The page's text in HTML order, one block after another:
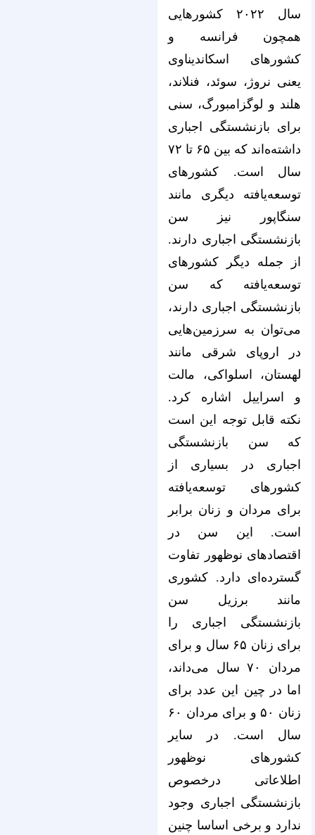
سال ۲۰۲۲ کشورهایی
همچون فرانسه و
کشورهای اسکاندیناوی
یعنی نروژ، سوئد، فنلاند،
هلند و لوگزامبورگ، سنی
برای بازنشستگی اجباری
داشته‌ه‌اند که بین ۶۵ تا ۷۲
سال است. کشورهای
توسعه‌یافته دیگری مانند
سنگاپور نیز سن
بازنشستگی اجباری دارند.
از جمله دیگر کشورهای
توسعه‌یافته که سن
بازنشستگی اجباری دارند،
می‌توان به سرزمین‌هایی
در اروپای شرقی مانند
لهستان، اسلواکی، مالت
و اسراییل اشاره کرد.
نکته قابل توجه این است
که سن بازنشستگی
اجباری در بسیاری از
کشورهای توسعه‌یافته
برای مردان و زنان برابر
است. این سن در
اقتصادهای نوظهور تفاوت
گسترده‌ای دارد. کشوری
مانند برزیل سن
بازنشستگی اجباری را
برای زنان ۶۵ سال و برای
مردان ۷۰ سال می‌داند،
اما در چین این عدد برای
زنان ۵۰ و برای مردان ۶۰
سال است. در سایر
کشورهای نوظهور
اطلاعاتی درخصوص
بازنشستگی اجباری وجود
ندارد و برخی اساسا چنین